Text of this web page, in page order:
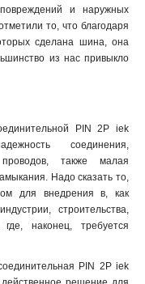
и наружных
то, что благодаря
сделана шина, она
из нас привыкло
PIN 2P iek
соединения,
также малая
Надо сказать то,
для внедрения в, как
строительства,
наконец, требуется
PIN 2P iek